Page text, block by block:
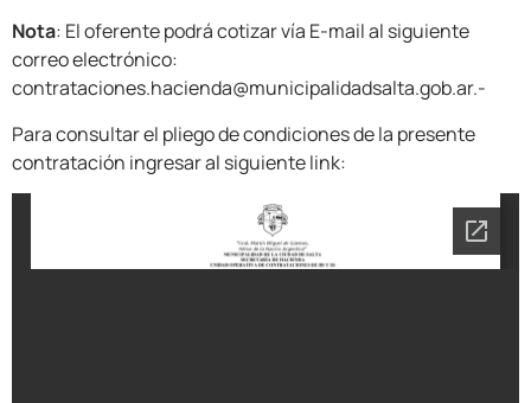
Nota: El oferente podrá cotizar vía E-mail al siguiente
correo electrónico:
contrataciones.hacienda@municipalidadsalta.gob.ar.-
Para consultar el pliego de condiciones de la presente
contratación ingresar al siguiente link: